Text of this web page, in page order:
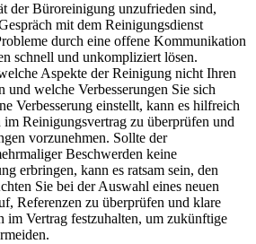
der Büroreinigung unzufrieden sind,
mit dem Reinigungsdienst
durch eine offene Kommunikation
schnell und unkompliziert lösen.
Aspekte der Reinigung nicht Ihren
und welche Verbesserungen Sie sich
Verbesserung einstellt, kann es hilfreich
im Reinigungsvertrag zu überprüfen und
vorzunehmen. Sollte der
Beschwerden keine
erbringen, kann es ratsam sein, den
Sie bei der Auswahl eines neuen
Referenzen zu überprüfen und klare
im Vertrag festzuhalten, um zukünftige